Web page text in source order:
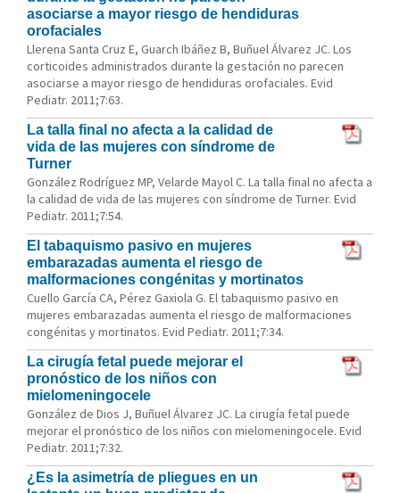
asociarse a mayor riesgo de hendiduras
orofaciales
Llerena Santa Cruz E, Guarch Ibáñez B, Buñuel Álvarez JC. Los
corticoides administrados durante la gestación no parecen
asociarse a mayor riesgo de hendiduras orofaciales. Evid
Pediatr. 2011;7:63.
La talla final no afecta a la calidad de
vida de las mujeres con síndrome de
Turner
González Rodríguez MP, Velarde Mayol C. La talla final no afecta a
la calidad de vida de las mujeres con síndrome de Turner. Evid
Pediatr. 2011;7:54.
El tabaquismo pasivo en mujeres
embarazadas aumenta el riesgo de
malformaciones congénitas y mortinatos
Cuello García CA, Pérez Gaxiola G. El tabaquismo pasivo en
mujeres embarazadas aumenta el riesgo de malformaciones
congénitas y mortinatos. Evid Pediatr. 2011;7:34.
La cirugía fetal puede mejorar el
pronóstico de los niños con
mielomeningocele
González de Dios J, Buñuel Álvarez JC. La cirugía fetal puede
mejorar el pronóstico de los niños con mielomeningocele. Evid
Pediatr. 2011;7:32.
¿Es la asimetría de pliegues en un